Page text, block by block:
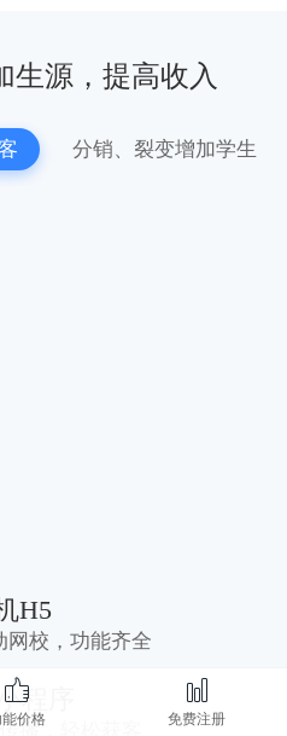
生源，提高收入
分销、裂变增加学生
H5
网校，功能齐全
程序
播，轻松获客
价格 免费注册